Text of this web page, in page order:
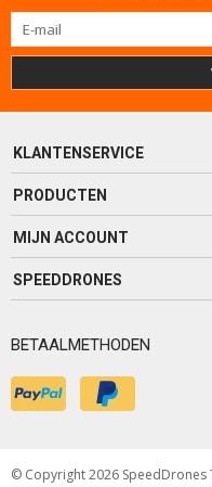
KLANTENSERVICE
PRODUCTEN
MIJN ACCOUNT
SPEEDDRONES
BETAALMETHODEN
© Copyright 2026 SpeedDrones